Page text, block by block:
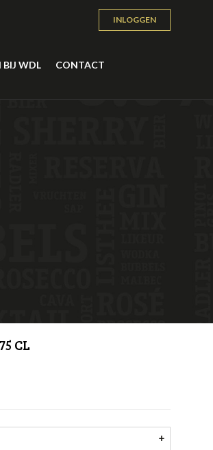
INLOGGEN
BIJ WDL CONTACT
CL
Roble fles 75 cl aantal +